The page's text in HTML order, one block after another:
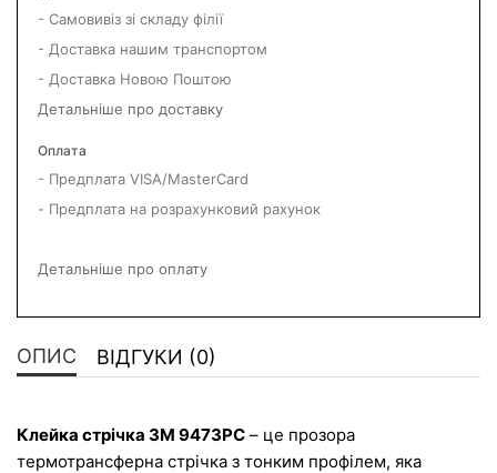
- Самовивіз зі складу філії
- Доставка нашим транспортом
- Доставка Новою Поштою
Детальніше про доставку
Оплата
- Предплата VISA/MasterCard
- Предплата на розрахунковий рахунок
Детальніше про оплату
ОПИС ВІДГУКИ (0)
Клейка стрічка 3M 9473PC – це прозора
термотрансферна стрічка з тонким профілем, яка